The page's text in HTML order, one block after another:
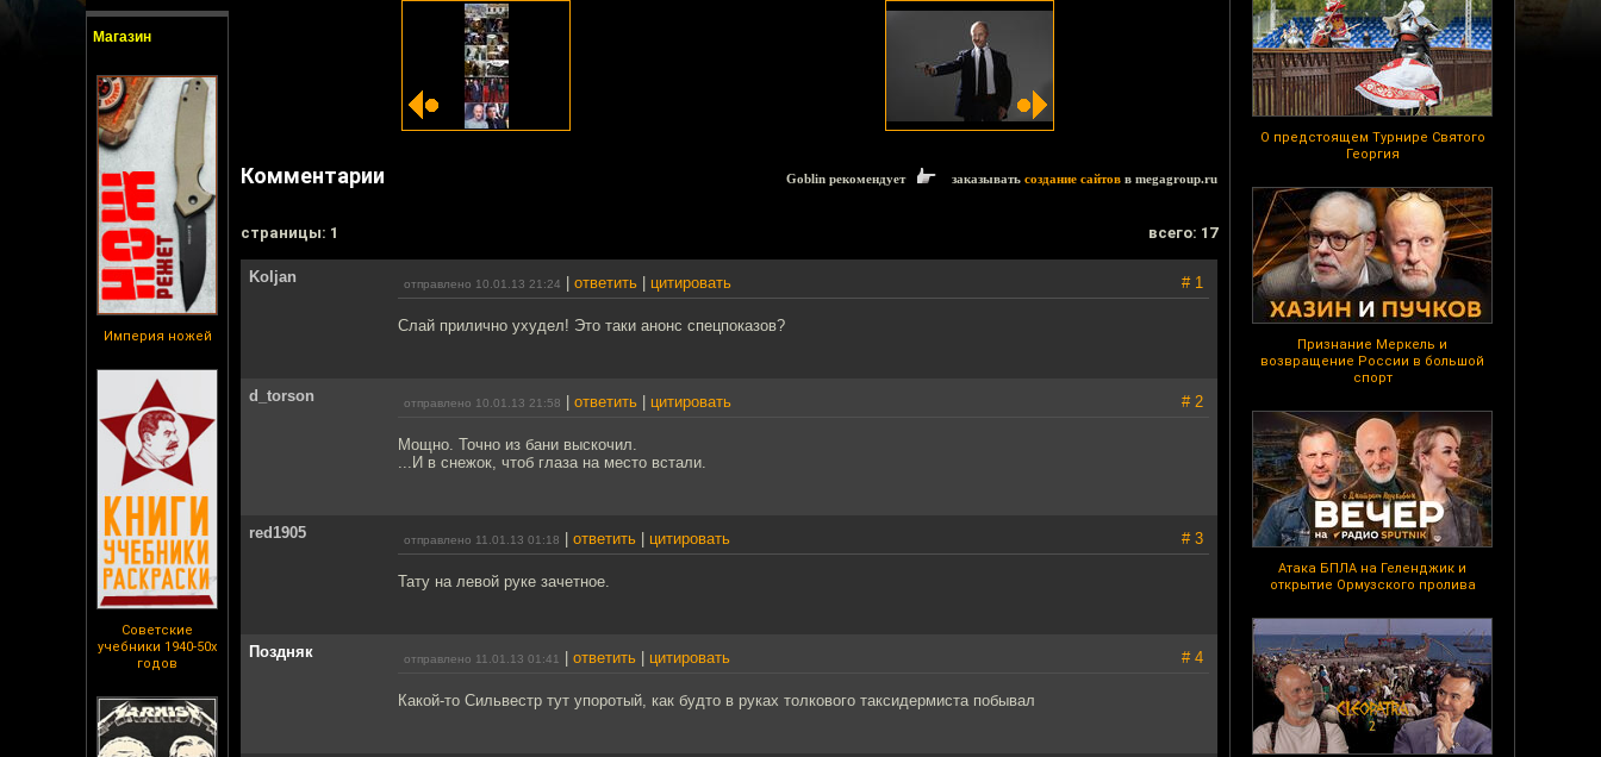
Магазин
Империя ножей
Советские
учебники 1940-50х
годов
О предстоящем Турнире Святого
Георгия
Признание Меркель и
возвращение России в большой
спорт
Атака БПЛА на Геленджик и
открытие Ормузского пролива
Комментарии Goblin рекомендует заказывать создание сайтов в megagroup.ru
cтраницы: 1 всего: 17
Koljan отправлено 10.01.13 21:24 ответить цитировать # 1
Слай прилично ухудел! Это таки анонс спецпоказов?
d_torson отправлено 10.01.13 21:58 ответить цитировать # 2
Мощно. Точно из бани выскочил.
...И в снежок, чтоб глаза на место встали.
red1905 отправлено 11.01.13 01:18 ответить цитировать # 3
Тату на левой руке зачетное.
Поздняк отправлено 11.01.13 01:41 ответить цитировать # 4
Какой-то Сильвестр тут упоротый, как будто в руках толкового таксидермиста побывал